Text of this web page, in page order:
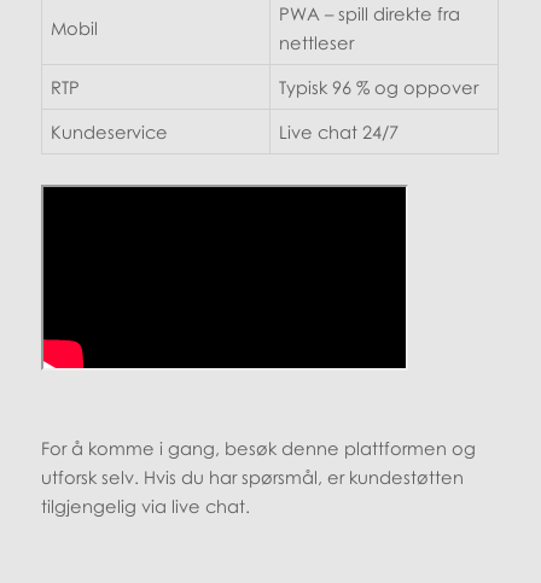
Mobil
PWA – spill direkte fra
nettleser
RTP Typisk 96 % og oppover
Kundeservice Live chat 24/7
For å komme i gang, besøk denne plattformen og
utforsk selv. Hvis du har spørsmål, er kundestøtten
tilgjengelig via live chat.